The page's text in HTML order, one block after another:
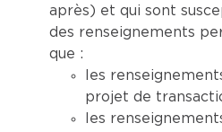
après) et qui sont
des renseignements
que :
les
projet de
les